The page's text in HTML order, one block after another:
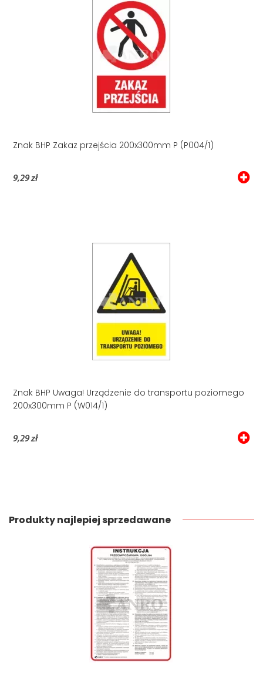
Znak BHP Zakaz przejścia 200x300mm P (P004/1)
9,29 zł
Znak BHP Uwaga! Urządzenie do transportu poziomego
200x300mm P (W014/1)
9,29 zł
Produkty najlepiej sprzedawane